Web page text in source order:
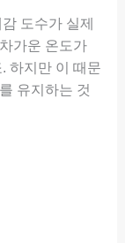
도수가 실제
가운 온도가
하지만 이 때문
유지하는 것